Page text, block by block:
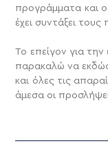
προγράμματα και
έχει συντάξει
Το επείγον για την
παρακαλώ να
και όλες τις
άμεσα οι